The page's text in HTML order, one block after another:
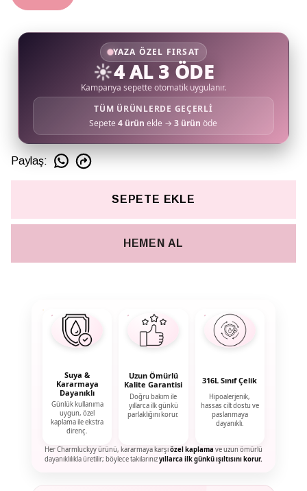
YAZA ÖZEL FIRSAT
☀️4 AL 3 ÖDE
Kampanya sepette otomatik uygulanır.
TÜM ÜRÜNLERDE GEÇERLİ
Sepete4 ürün ekle →3 ürün öde
Paylaş:
SEPETE EKLE
HEMEN AL
Suya &
Kararmaya
Dayanıklı
Günlük kullanıma
uygun, özel
kaplama ile ekstra
direnç.
Uzun Ömürlü
Kalite Garantisi
Doğru bakım ile
yıllarca ilk günkü
parlaklığını korur.
316L Sınıf Çelik
Hipoalerjenik,
hassas cilt dostu ve
paslanmaya
dayanıklı.
Her Charmluckyy ürünü, kararmaya karşıözel kaplama ve uzun ömürlü
dayanıklılıkla üretilir; böylece takılarınızyıllarca ilk günkü ışıltısını korur.